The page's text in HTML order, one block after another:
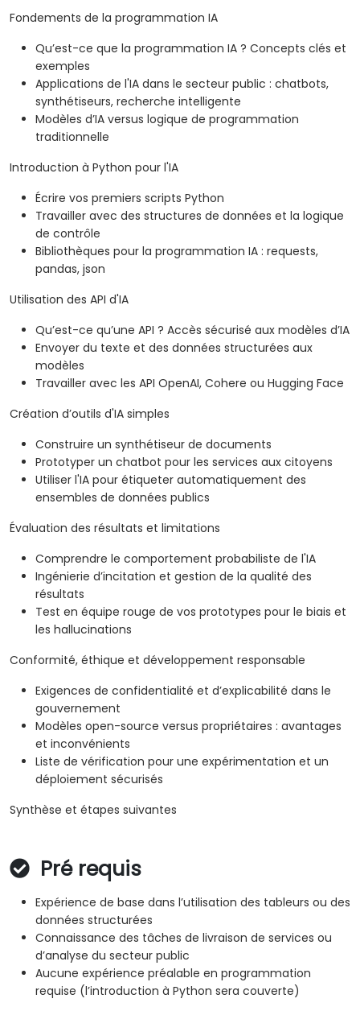
Fondements de la programmation IA
Qu’est-ce que la programmation IA ? Concepts clés et
exemples
Applications de l'IA dans le secteur public : chatbots,
synthétiseurs, recherche intelligente
Modèles d’IA versus logique de programmation
traditionnelle
Introduction à Python pour l'IA
Écrire vos premiers scripts Python
Travailler avec des structures de données et la logique
de contrôle
Bibliothèques pour la programmation IA : requests,
pandas, json
Utilisation des API d'IA
Qu’est-ce qu’une API ? Accès sécurisé aux modèles d’IA
Envoyer du texte et des données structurées aux
modèles
Travailler avec les API OpenAI, Cohere ou Hugging Face
Création d’outils d'IA simples
Construire un synthétiseur de documents
Prototyper un chatbot pour les services aux citoyens
Utiliser l'IA pour étiqueter automatiquement des
ensembles de données publics
Évaluation des résultats et limitations
Comprendre le comportement probabiliste de l'IA
Ingénierie d’incitation et gestion de la qualité des
résultats
Test en équipe rouge de vos prototypes pour le biais et
les hallucinations
Conformité, éthique et développement responsable
Exigences de confidentialité et d’explicabilité dans le
gouvernement
Modèles open-source versus propriétaires : avantages
et inconvénients
Liste de vérification pour une expérimentation et un
déploiement sécurisés
Synthèse et étapes suivantes
Pré requis
Expérience de base dans l’utilisation des tableurs ou des
données structurées
Connaissance des tâches de livraison de services ou
d’analyse du secteur public
Aucune expérience préalable en programmation
requise (l’introduction à Python sera couverte)